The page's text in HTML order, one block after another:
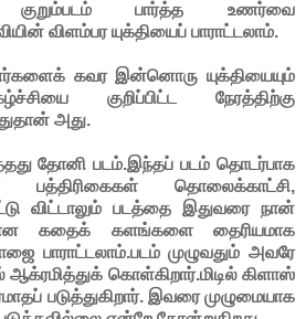
பார்த்த உணர்வை
விளம்பர யுக்தியைப் பாராட்டலாம்.
கவர இன்னொரு யுக்தியையும்
குறிப்பிட்ட நேரத்திற்கு
அது.
தோனி படம்.இந்தப் படம் தொடர்பாக
பத்திரிகைகள் தொலைக்காட்சி,
விட்டாலும் படத்தை இதுவரை நான்
கதைக் களங்களை தைரியமாக
பாராட்டலாம்.படம் முழுவதும் அவரே
ஆக்ரமித்துக் கொள்கிறார்.மிடில் கிளாஸ்
படுத்துகிறார். இவரை முழுமையாக